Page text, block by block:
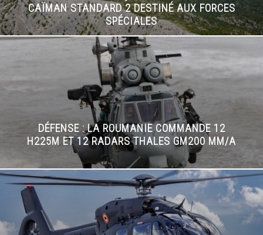
CAÏMAN STANDARD 2 DESTINÉ AUX FORCES
SPÉCIALES
DÉFENSE : LA ROUMANIE COMMANDE 12
H225M ET 12 RADARS THALES GM200 MM/A